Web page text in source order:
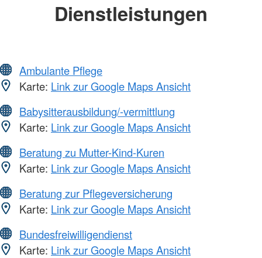
Dienstleistungen
Ambulante Pflege
Karte: Link zur Google Maps Ansicht
Babysitterausbildung/-vermittlung
Karte: Link zur Google Maps Ansicht
Beratung zu Mutter-Kind-Kuren
Karte: Link zur Google Maps Ansicht
Beratung zur Pflegeversicherung
Karte: Link zur Google Maps Ansicht
Bundesfreiwilligendienst
Karte: Link zur Google Maps Ansicht